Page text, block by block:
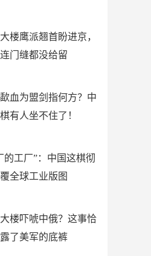
楼鹰派翘首盼进京，
门缝都没给留
血为盟剑指何方？中
有人坐不住了！
的工厂”：中国这棋彻
全球工业版图
楼吓唬中俄？这事恰
了美军的底裤